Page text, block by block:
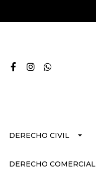
DERECHO CIVIL
DERECHO COMERCIAL